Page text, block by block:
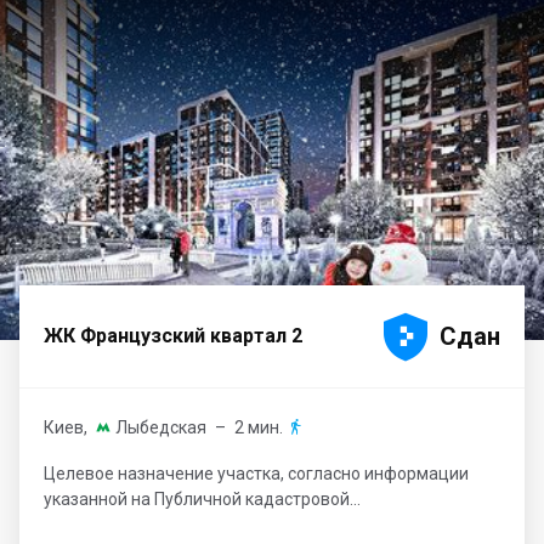
ЖК Французский квартал 2 



 Сдан
Киев,  Лыбедская – 2 мин. 
Целевое назначение участка, согласно информации
указанной на Публичной кадастровой...